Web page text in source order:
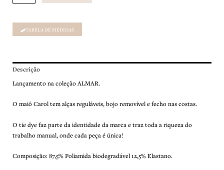
TABELA DE MEDIDAS
Descrição
Lançamento na coleção ALMAR.
O maiô Carol tem alças reguláveis, bojo removível e fecho nas costas.
O tie dye faz parte da identidade da marca e traz toda a riqueza do
trabalho manual, onde cada peça é única!
Composição: 87,5% Poliamida biodegradável 12,5% Elastano.